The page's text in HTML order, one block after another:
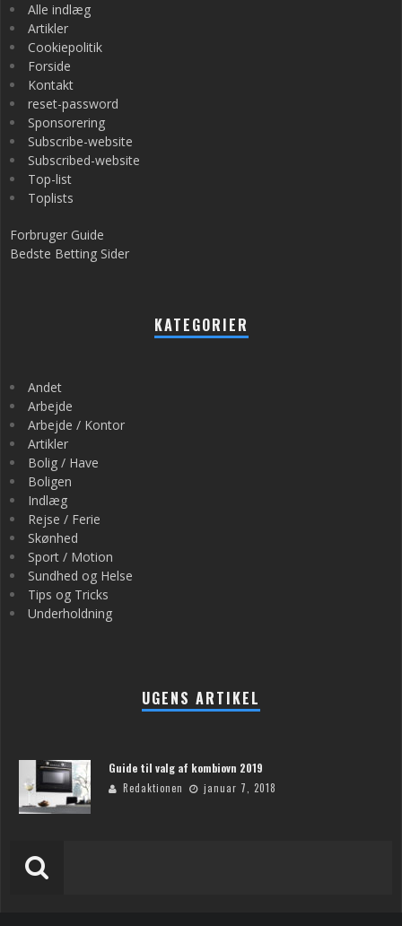
Alle indlæg
Artikler
Cookiepolitik
Forside
Kontakt
reset-password
Sponsorering
Subscribe-website
Subscribed-website
Top-list
Toplists
Forbruger Guide
Bedste Betting Sider
KATEGORIER
Andet
Arbejde
Arbejde / Kontor
Artikler
Bolig / Have
Boligen
Indlæg
Rejse / Ferie
Skønhed
Sport / Motion
Sundhed og Helse
Tips og Tricks
Underholdning
UGENS ARTIKEL
Guide til valg af kombiovn 2019
Redaktionen januar 7, 2018